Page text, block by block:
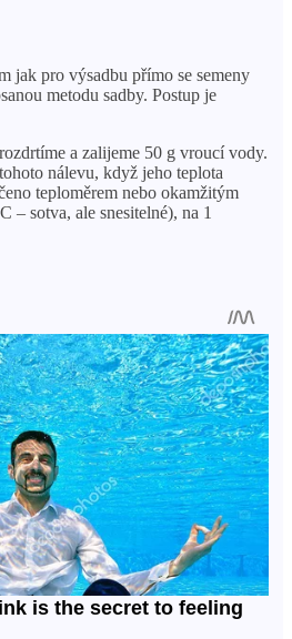
jak pro výsadbu přímo se semeny
metodu sadby. Postup je
a zalijeme 50 g vroucí vody.
nálevu, když jeho teplota
teploměrem nebo okamžitým
– sotva, ale snesitelné), na 1